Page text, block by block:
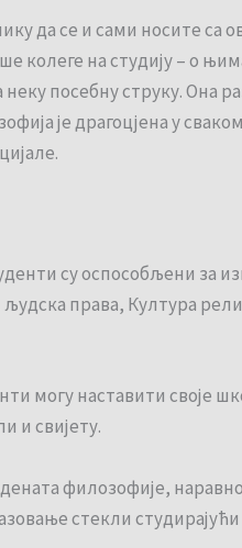
да се и сами носите
колеге на студију – о
посебну струку. Она
је драгоцјена у
су оспособљени за
права, Култура
могу наставити своје
и свијету.
филозофије,
стекли